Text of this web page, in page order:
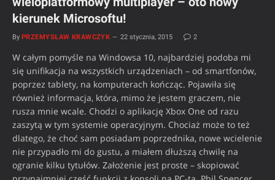
kierunek Microsoftu!
By PRZEMYSŁAW KRAWCZYK 22 stycznia, 2015 2
W całym pomyśle na Windowsa 10, najbardziej podoba mi
się unifikacja na wszystkich urządzeniach – od smartfonów,
poprzez tablety, na komputerach kończąc. Pojawiła się
również informacja, która, mimo że jestem graczem, nie
rusza mnie wcale. Chodzi o aplikację Xbox One od razu
zaszytą w tym systemie operacyjnym. Chociaż może to też
dlatego, że choć sam posiadam poprzednika, nowe wcielenie
nie przypadło mi do gustu, a miałem dłuższą chwilę na
ogranie kilku tytułów. Założenie jest proste – skopiować